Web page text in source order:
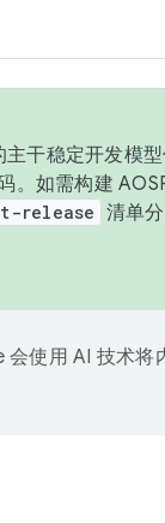
干稳定开发模
。如需构建
release 清单
会使用 AI 技术将